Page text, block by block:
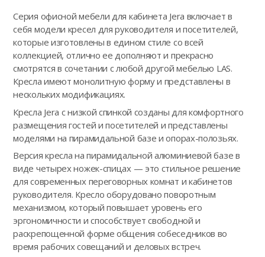
Серия офисной мебели для кабинета Jera включает в
себя модели кресел для руководителя и посетителей,
которые изготовлены в едином стиле со всей
коллекцией, отлично ее дополняют и прекрасно
смотрятся в сочетании с любой другой мебелью LAS.
Кресла имеют монолитную форму и представлены в
нескольких модификациях.
Кресла Jera с низкой спинкой созданы для комфортного
размещения гостей и посетителей и представлены
моделями на пирамидальной базе и опорах-полозьях.
Версия кресла на пирамидальной алюминиевой базе в
виде четырех ножек-спицах — это стильное решение
для современных переговорных комнат и кабинетов
руководителя. Кресло оборудовано поворотным
механизмом, который повышает уровень его
эргономичности и способствует свободной и
раскрепощенной форме общения собеседников во
время рабочих совещаний и деловых встреч.